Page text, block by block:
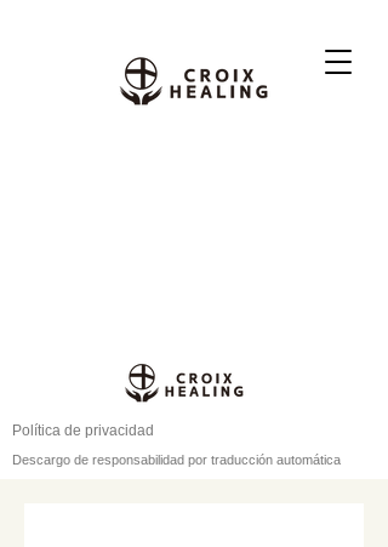
Política de privacidad
Descargo de responsabilidad por traducción automática